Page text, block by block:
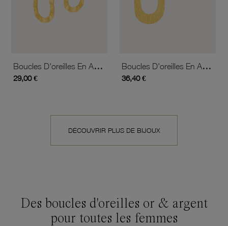
Boucles D'oreilles En Acier Doré
29,00 €
Boucles D'oreilles En Acier Doré
36,40 €
DÉCOUVRIR PLUS DE BIJOUX
Des boucles d'oreilles or & argent
pour toutes les femmes